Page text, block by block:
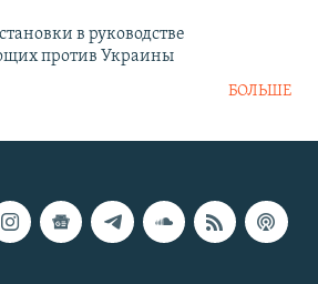
в руководстве
против Украины
БОЛЬШЕ